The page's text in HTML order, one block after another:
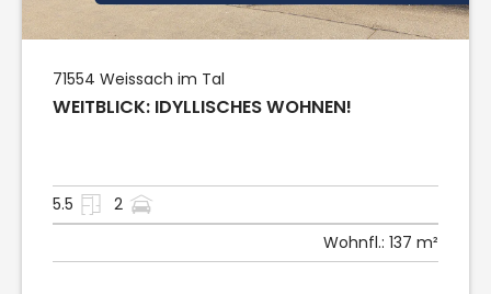
71554 Weissach im Tal
WEITBLICK: IDYLLISCHES WOHNEN!
5.5
2
Wohnfl.: 137 m²